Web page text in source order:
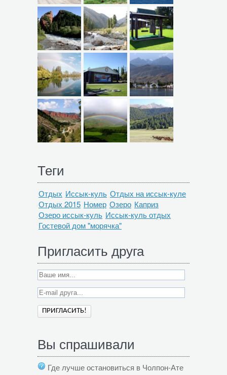
Теги
Отдых Иссык-куль Отдых на иссык-куле
Отдых 2015 Номер Озеро Каприз
Озеро иссык-куль Иссык-куль отдых
Гостевой дом "морячка"
Пригласить друга
Вы спрашивали
Где лучше остановиться в Чолпон-Ате